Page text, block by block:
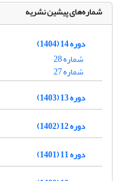
شماره‌های پیشین نشریه
دوره 14 (1404)
شماره 28
شماره 27
دوره 13 (1403)
دوره 12 (1402)
دوره 11 (1401)